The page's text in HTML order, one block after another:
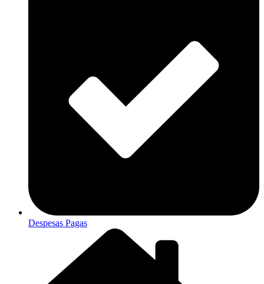
Despesas Pagas